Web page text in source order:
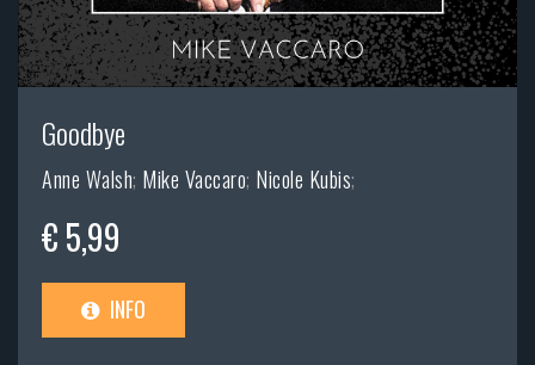
Goodbye
Anne Walsh; Mike Vaccaro; Nicole Kubis;
€ 5,99
INFO